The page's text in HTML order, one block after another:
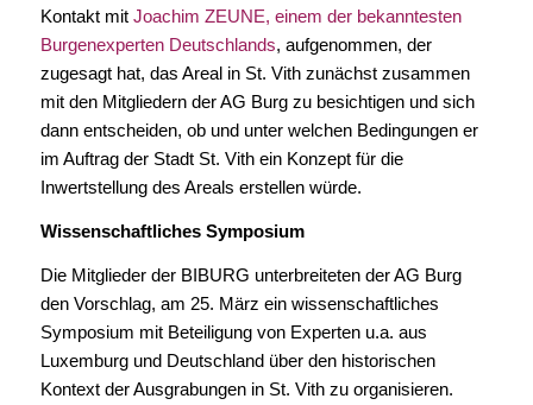
Kontakt mit Joachim ZEUNE, einem der bekanntesten
Burgenexperten Deutschlands, aufgenommen, der
zugesagt hat, das Areal in St. Vith zunächst zusammen
mit den Mitgliedern der AG Burg zu besichtigen und sich
dann entscheiden, ob und unter welchen Bedingungen er
im Auftrag der Stadt St. Vith ein Konzept für die
Inwertstellung des Areals erstellen würde.
Wissenschaftliches Symposium
Die Mitglieder der BIBURG unterbreiteten der AG Burg
den Vorschlag, am 25. März ein wissenschaftliches
Symposium mit Beteiligung von Experten u.a. aus
Luxemburg und Deutschland über den historischen
Kontext der Ausgrabungen in St. Vith zu organisieren.